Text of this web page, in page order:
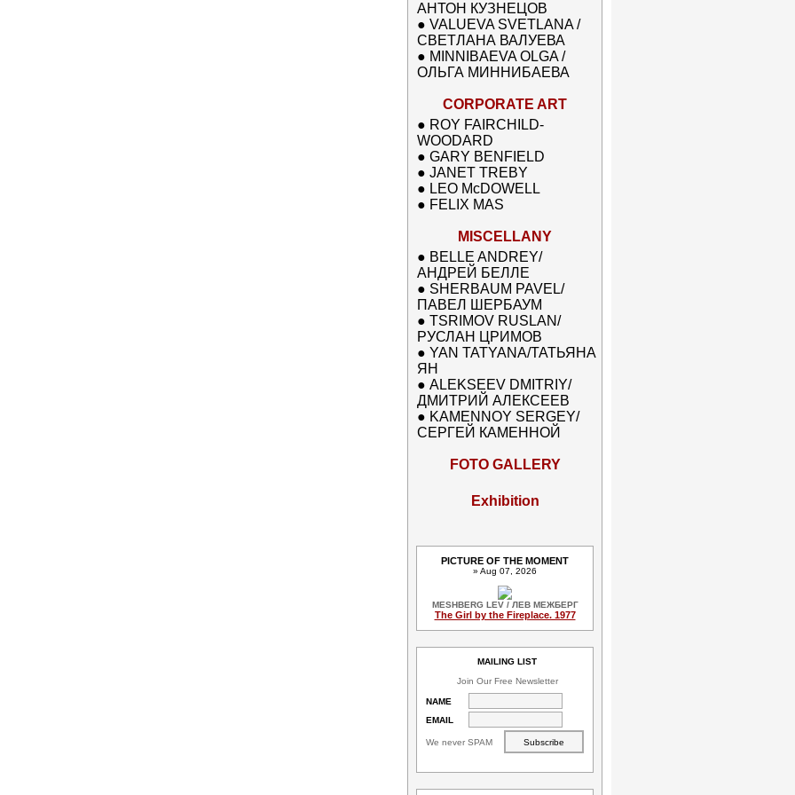
АНТОН КУЗНЕЦОВ
● VALUEVA SVETLANA /
СВЕТЛАНА ВАЛУЕВА
● MINNIBAEVA OLGA /
ОЛЬГА МИННИБАЕВА
CORPORATE ART
● ROY FAIRCHILD-
WOODARD
● GARY BENFIELD
● JANET TREBY
● LEO McDOWELL
● FELIX MAS
MISCELLANY
● BELLE ANDREY/
АНДРЕЙ БЕЛЛЕ
● SHERBAUM PAVEL/
ПАВЕЛ ШЕРБАУМ
● TSRIMOV RUSLAN/
РУСЛАН ЦРИМОВ
● YAN TATYANA/ТАТЬЯНА
ЯН
● ALEKSEEV DMITRIY/
ДМИТРИЙ АЛЕКСЕЕВ
● KAMENNOY SERGEY/
СЕРГЕЙ КАМЕННОЙ
FOTO GALLERY
Exhibition
PICTURE OF THE MOMENT
» Aug 07, 2026
MESHBERG LEV / ЛЕВ МЕЖБЕРГ
The Girl by the Fireplace. 1977
MAILING LIST
Join Our Free Newsletter
NAME
EMAIL
We never SPAM